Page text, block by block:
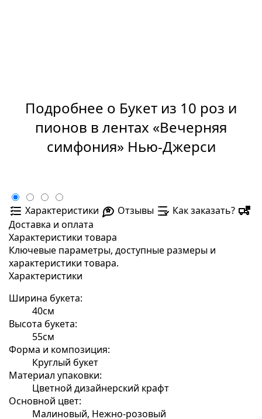
Подробнее о Букет из 10 роз и
пионов в лентах «Вечерняя
симфония» Нью-Джерси
Характеристики Отзывы
Как заказать?
Доставка и оплата
Характеристики товара
Ключевые параметры, доступные размеры и
характеристики товара.
Характеристики
Ширина букета:
40см
Высота букета:
55см
Форма и композиция:
Круглый букет
Материал упаковки:
Цветной дизайнерский крафт
Основной цвет:
Малиновый, Нежно-розовый